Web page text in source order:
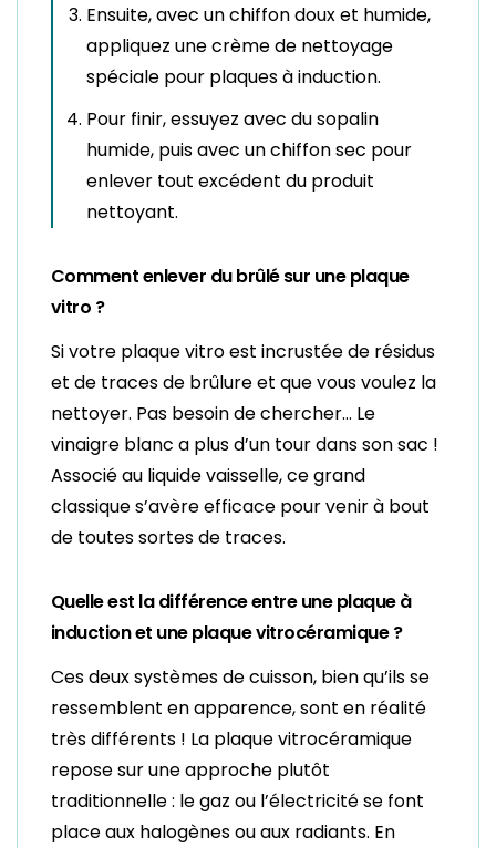
Ensuite, avec un chiffon doux et humide,
appliquez une crème de nettoyage
spéciale pour plaques à induction.
Pour finir, essuyez avec du sopalin
humide, puis avec un chiffon sec pour
enlever tout excédent du produit
nettoyant.
Comment enlever du brûlé sur une plaque
vitro ?
Si votre plaque vitro est incrustée de résidus
et de traces de brûlure et que vous voulez la
nettoyer. Pas besoin de chercher… Le
vinaigre blanc a plus d’un tour dans son sac !
Associé au liquide vaisselle, ce grand
classique s’avère efficace pour venir à bout
de toutes sortes de traces.
Quelle est la différence entre une plaque à
induction et une plaque vitrocéramique ?
Ces deux systèmes de cuisson, bien qu’ils se
ressemblent en apparence, sont en réalité
très différents ! La plaque vitrocéramique
repose sur une approche plutôt
traditionnelle : le gaz ou l’électricité se font
place aux halogènes ou aux radiants. En